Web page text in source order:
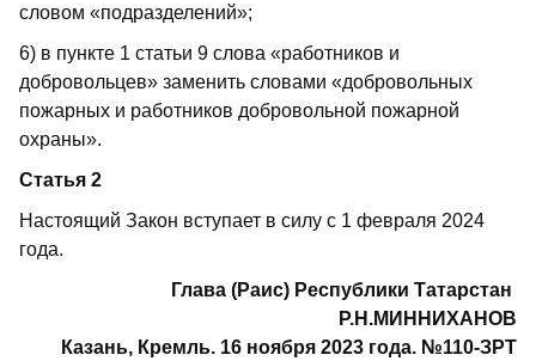
словом «подразделений»;
6) в пункте 1 статьи 9 слова «работников и
добровольцев» заменить словами «добровольных
пожарных и работников добровольной пожарной
охраны».
Статья 2
Настоящий Закон вступает в силу с 1 февраля 2024
года.
Глава (Раис) Республики Татарстан
Р.Н.МИННИХАНОВ
Казань, Кремль. 16 ноября 2023 года. №110-ЗРТ